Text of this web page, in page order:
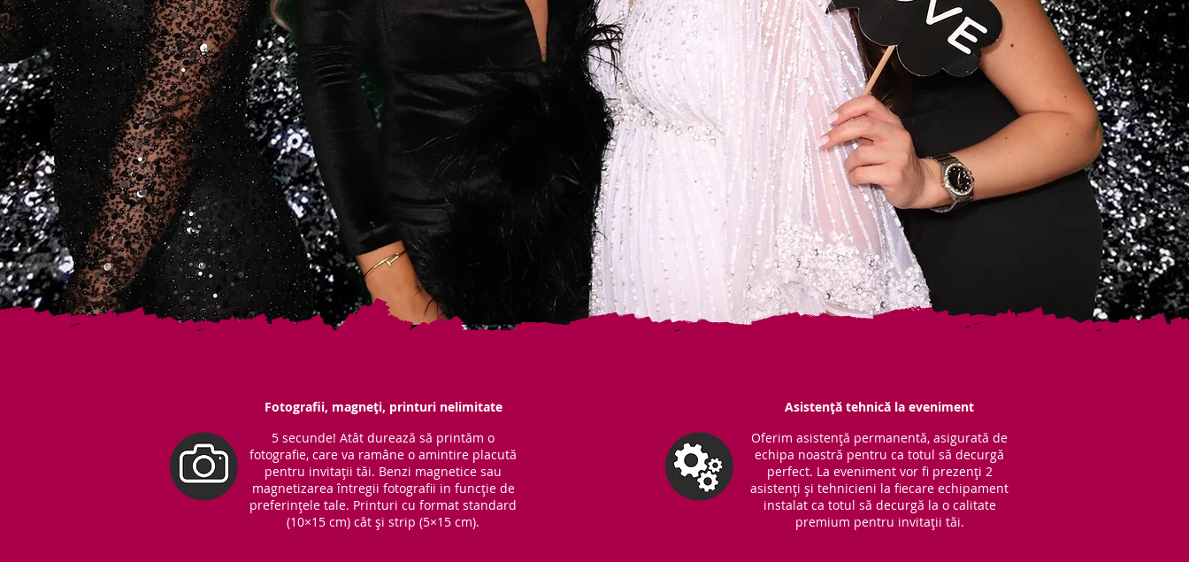
Fotografii, magneți, printuri nelimitate
5 secunde! Atât durează să printăm o
fotografie, care va ramâne o amintire placută
pentru invitații tăi. Benzi magnetice sau
magnetizarea întregii fotografii in funcție de
preferințele tale. Printuri cu format standard
(10×15 cm) cât și strip (5×15 cm).
Asistență tehnică la eveniment
Oferim asistență permanentă, asigurată de
echipa noastră pentru ca totul să decurgă
perfect. La eveniment vor fi prezenți 2
asistenți și tehnicieni la fiecare echipament
instalat ca totul să decurgă la o calitate
premium pentru invitații tăi.